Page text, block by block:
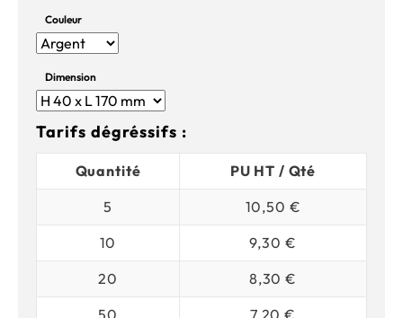
Couleur
Dimension
Tarifs dégréssifs :
Quantité
PU HT / Qté
5
10,50 €
10
9,30 €
20
8,30 €